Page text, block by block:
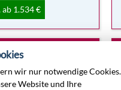
ab 1.534 €
wir nur notwendige Cookies.
Website und Ihre